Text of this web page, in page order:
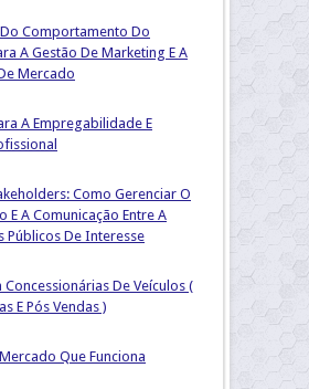
Comportamento Do
A Gestão De Marketing E A
Mercado
A Empregabilidade E
Como Gerenciar O
E A Comunicação Entre A
Públicos De Interesse
De Veículos (
E Pós Vendas )
Que Funciona